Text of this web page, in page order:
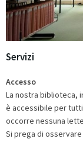
Servizi
Accesso
La nostra biblioteca,
è accessibile per tutti
occorre nessuna
Si prega di